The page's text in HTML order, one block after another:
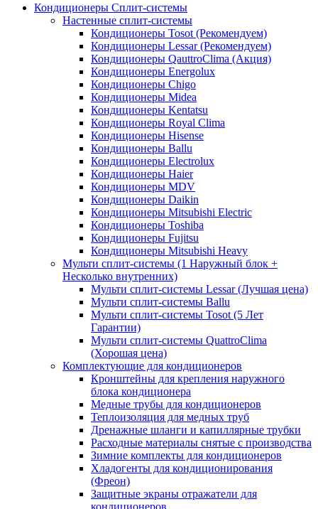
Кондиционеры Сплит-системы
Настенные сплит-системы
Кондиционеры Tosot (Рекомендуем)
Кондиционеры Lessar (Рекомендуем)
Кондиционеры QauttroClima (Акция)
Кондиционеры Energolux
Кондиционеры Chigo
Кондиционеры Midea
Кондиционеры Kentatsu
Кондиционеры Royal Clima
Кондиционеры Hisense
Кондиционеры Ballu
Кондиционеры Electrolux
Кондиционеры Haier
Кондиционеры MDV
Кондиционеры Daikin
Кондиционеры Mitsubishi Electric
Кондиционеры Toshiba
Кондиционеры Fujitsu
Кондиционеры Mitsubishi Heavy
Мульти сплит-системы (1 Наружный блок +
Несколько внутренних)
Мульти сплит-системы Lessar (Лучшая цена)
Мульти сплит-системы Ballu
Мульти сплит-системы Tosot (5 Лет
Гарантии)
Мульти сплит-системы QuattroClima
(Хорошая цена)
Комплектующие для кондиционеров
Кронштейны для крепления наружного
блока кондиционера
Медные трубы для кондиционеров
Теплоизоляция для медных труб
Дренажные шланги и капиллярные трубки
Расходные материалы снятые с производства
Зимние комплекты для кондиционеров
Хладогенты для кондиционирования
(Фреон)
Защитные экраны отражатели для
кондиционеров